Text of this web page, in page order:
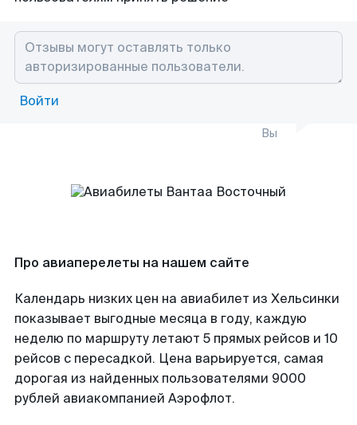
Войти
Вы
Про авиаперелеты на нашем сайте
Календарь низких цен на авиабилет из Хельсинки
показывает выгодные месяца в году, каждую
неделю по маршруту летают 5 прямых рейсов и 10
рейсов с пересадкой. Цена варьируется, самая
дорогая из найденных пользователями 9000
рублей авиакомпанией Аэрофлот.